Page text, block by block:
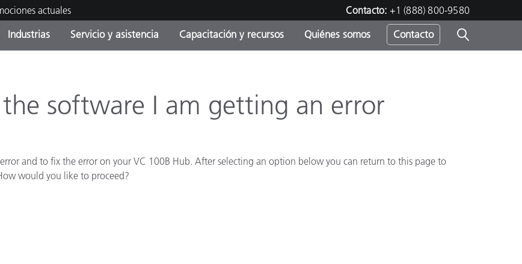
actuales Contacto: +1 (888) 800-9580
de Producto
actualización
Promociones actuales
Industrias Servicio y asistencia Capacitación y recursos
Center
Quiénes somos Contacto
software I am getting an error
and to fix the error on your VC 100B Hub. After selecting an option below you can return to this page to
would you like to proceed?